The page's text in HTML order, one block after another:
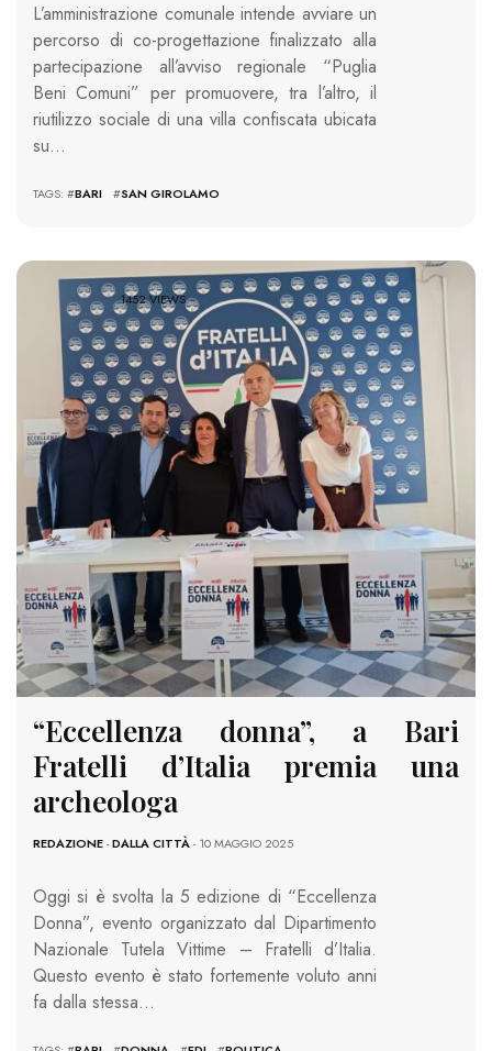
L’amministrazione comunale intende avviare un
percorso di co-progettazione finalizzato alla
partecipazione all’avviso regionale “Puglia
Beni Comuni” per promuovere, tra l’altro, il
riutilizzo sociale di una villa confiscata ubicata
su…
TAGS: #BARI #SAN GIROLAMO
1452 VIEWS
“Eccellenza donna”, a Bari
Fratelli d’Italia premia una
archeologa
REDAZIONE-DALLA CITTÀ- 10 MAGGIO 2025
Oggi si è svolta la 5 edizione di “Eccellenza
Donna”, evento organizzato dal Dipartimento
Nazionale Tutela Vittime – Fratelli d’Italia.
Questo evento è stato fortemente voluto anni
fa dalla stessa…